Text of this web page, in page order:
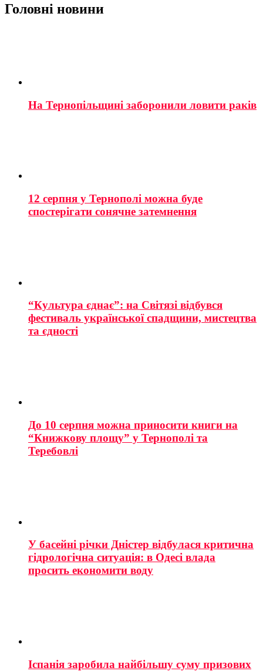
Головні новини
На Тернопільщині заборонили ловити раків
12 серпня у Тернополі можна буде
спостерігати сонячне затемнення
“Культура єднає”: на Світязі відбувся
фестиваль української спадщини, мистецтва
та єдності
До 10 серпня можна приносити книги на
“Книжкову площу” у Тернополі та
Теребовлі
У басейні річки Дністер відбулася критична
гідрологічна ситуація: в Одесі влада
просить економити воду
Іспанія заробила найбільшу суму призових